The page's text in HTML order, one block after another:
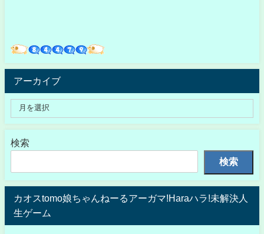
アーカイブ
検索
検索
カオスtomo娘ちゃんねーるアーガマ!Haraハラ!未解決人
生ゲーム